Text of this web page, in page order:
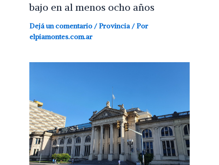
bajo en al menos ocho años
Dejá un comentario /Provincia / Por
elpiamontes.com.ar